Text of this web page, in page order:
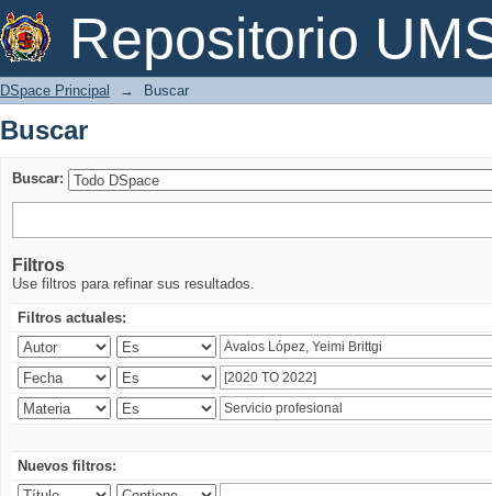
Repositorio
Buscar
DSpace Principal → Buscar
Buscar
Buscar:
Filtros
Use filtros para refinar sus resultados.
Filtros actuales:
Nuevos filtros: